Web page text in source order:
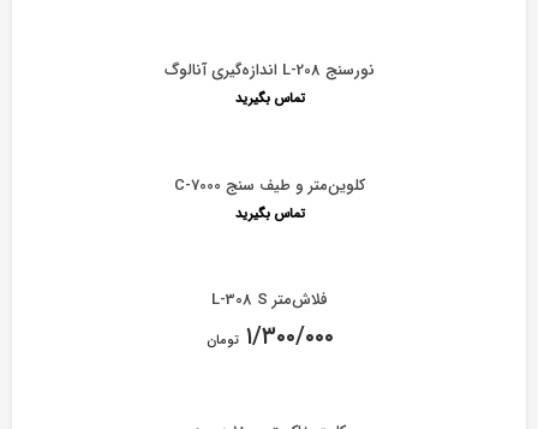
نورسنج L-208 اندازه‌گیری آنالوگ
تماس بگیرید
کلوین‌‌متر و طیف سنج C-7000
تماس بگیرید
فلاش‌متر L-308 S
۱/۳۰۰/۰۰۰ تومان